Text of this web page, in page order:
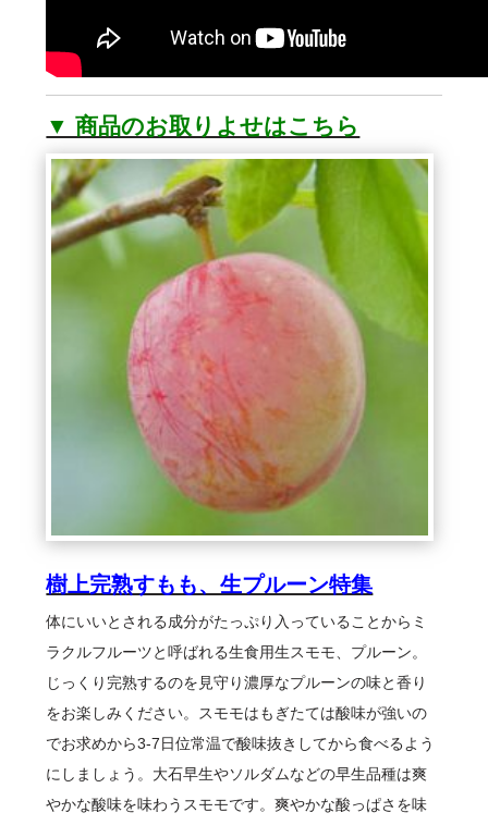
▼ 商品のお取りよせはこちら
樹上完熟すもも、生プルーン特集
体にいいとされる成分がたっぷり入っていることからミ
ラクルフルーツと呼ばれる生食用生スモモ、プルーン。
じっくり完熟するのを見守り濃厚なプルーンの味と香り
をお楽しみください。スモモはもぎたては酸味が強いの
でお求めから3-7日位常温で酸味抜きしてから食べるよう
にしましょう。大石早生やソルダムなどの早生品種は爽
やかな酸味を味わうスモモです。爽やかな酸っぱさを味